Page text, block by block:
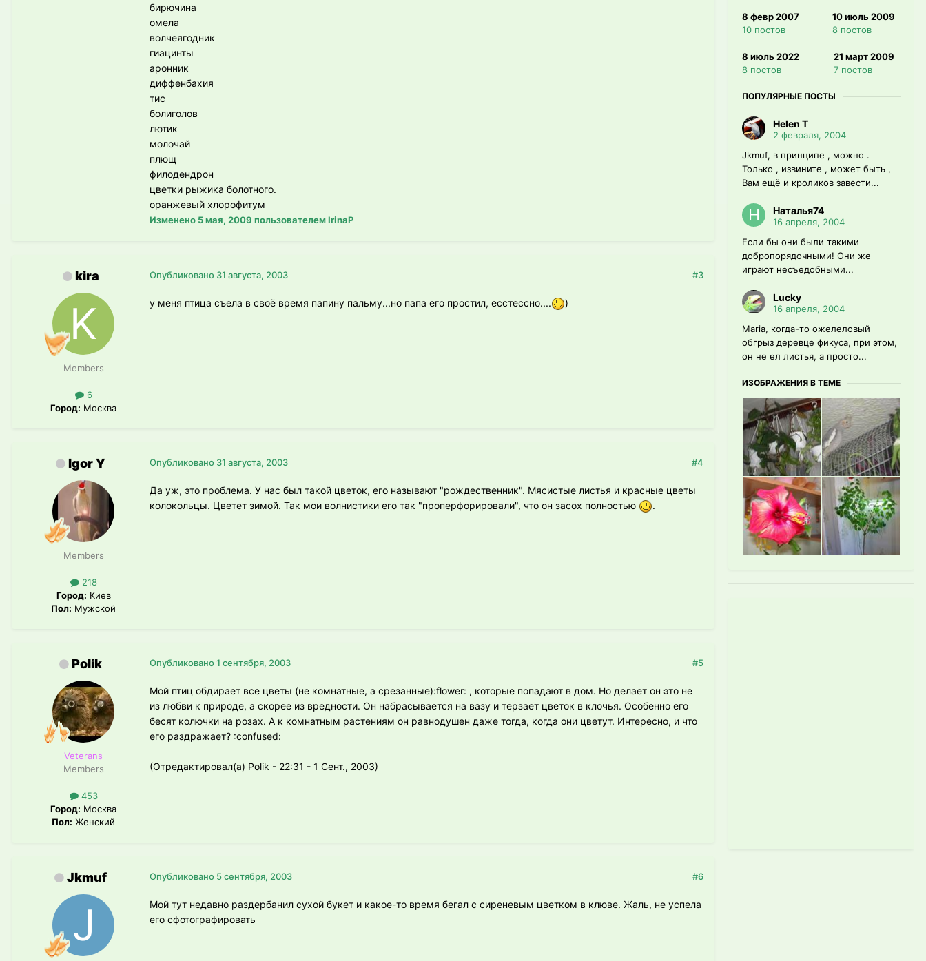
бирючина
омела
волчеягодник
гиацинты
аронник
диффенбахия
тис
болиголов
лютик
молочай
плющ
филодендрон
цветки рыжика болотного.
оранжевый хлорофитум
Изменено 5 мая, 2009 пользователем IrinaP
kira
Members
6
Город: Москва
#3
Опубликовано 31 августа, 2003
у меня птица съела в своё время папину пальму...но папа его простил, есстессно.... )
Igor Y
Members
218
Город: Киев
Пол: Мужской
#4
Опубликовано 31 августа, 2003
Да уж, это проблема. У нас был такой цветок, его называют "рождественник". Мясистые листья и красные цветы
колокольцы. Цветет зимой. Так мои волнистики его так "проперфорировали", что он засох полностью
.
Polik
Veterans
Members
453
Город: Москва
Пол: Женский
#5
Опубликовано1 сентября, 2003
Мой птиц обдирает все цветы (не комнатные, а срезанные):flower: , которые попадают в дом. Но делает он это не
из любви к природе, а скорее из вредности. Он набрасывается на вазу и терзает цветок в клочья. Особенно его
бесят колючки на розах. А к комнатным растениям он равнодушен даже тогда, когда они цветут. Интересно, и что
его раздражает? :confused:
(Отредактировал(а) Polik - 22:31 - 1 Сент., 2003)
Jkmuf #6
Опубликовано 5 сентября, 2003
Мой тут недавно раздербанил сухой букет и какое-то время бегал с сиреневым цветком в клюве. Жаль, не успела
его сфотографировать
8 февр 2007
10 постов
10 июль 2009
8 постов
8 июль 2022
8 постов
21 март 2009
7 постов
ПОПУЛЯРНЫЕ ПОСТЫ
Helen T
2 февраля, 2004
Jkmuf, в принципе , можно .
Только , извините , может быть ,
Вам ещё и кроликов завести...
Наталья74
16 апреля, 2004
Если бы они были такими
добропорядочными! Они же
играют несъедобными...
Lucky
16 апреля, 2004
Maria, когда-то ожелеловый
обгрыз деревце фикуса, при этом,
он не ел листья, а просто...
ИЗОБРАЖЕНИЯ В ТЕМЕ